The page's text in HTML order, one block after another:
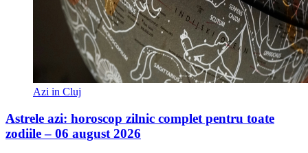
Azi in Cluj
Astrele azi: horoscop zilnic complet pentru toate
zodiile – 06 august 2026